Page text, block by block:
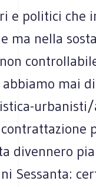
e politici che
ma nella
mai
divennero
Sessanta: